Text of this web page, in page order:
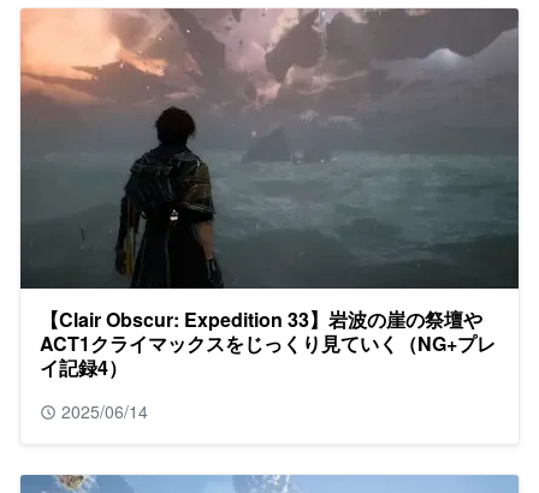
【Clair Obscur: Expedition 33】岩波の崖の祭壇や
ACT1クライマックスをじっくり見ていく（NG+プレ
イ記録4）
2025/06/14